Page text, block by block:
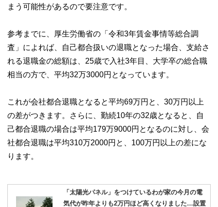
まう可能性があるので要注意です。
参考までに、厚生労働省の「令和3年賃金事情等総合調
査」によれば、自己都合扱いの退職となった場合、支給さ
れる退職金の総額は、25歳で入社3年目、大学卒の総合職
相当の方で、平均32万3000円となっています。
これが会社都合退職となると平均69万円と、30万円以上
の差がつきます。さらに、勤続10年の32歳となると、自
己都合退職の場合は平均179万9000円となるのに対し、会
社都合退職は平均310万2000円と、100万円以上の差にな
ります。
「太陽光パネル」をつけているわが家の今月の電
気代が昨年よりも2万円ほど高くなりました…設置